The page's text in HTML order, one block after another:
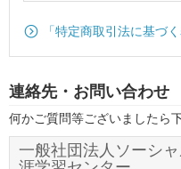
「特定商取引法に基づ
連絡先・お問い合わせ
何かご質問等ございましたら
一般社団法人ソーシ